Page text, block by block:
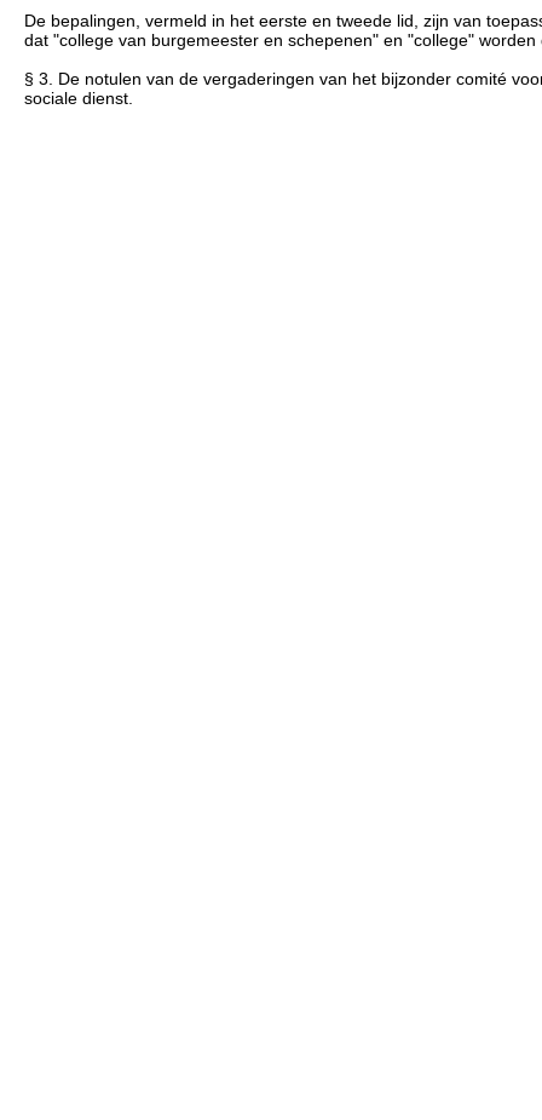
De bepalingen, vermeld in het eerste en tweede lid, zijn van
dat "college van burgemeester en schepenen" en "college"
§ 3. De notulen van de vergaderingen van het bijzonder comité
sociale dienst.